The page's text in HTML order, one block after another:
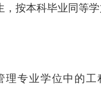
按本科毕业同等学
专业学位中的工